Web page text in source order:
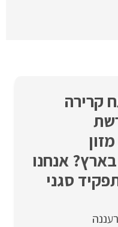
קרירה
אנחנו
סגני
רעננה